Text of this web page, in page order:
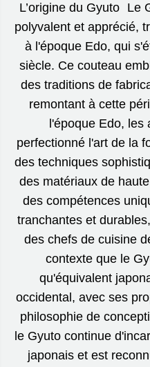
L’origine du Gyuto Le
polyvalent et apprécié,
à l'époque Edo, qui
siècle. Ce couteau
des traditions de
remontant à cette
l'époque Edo,
perfectionné l'art de la
des techniques
des matériaux de
des compétences
tranchantes et
des chefs de cuisine
contexte que le
qu'équivalent
occidental, avec ses
philosophie de
le Gyuto continue
japonais et est